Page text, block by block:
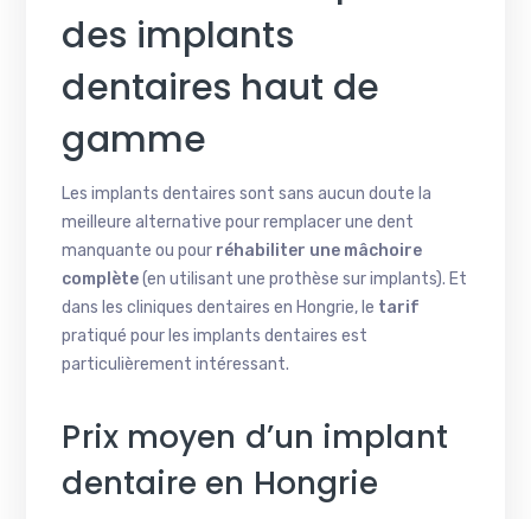
des implants
dentaires haut de
gamme
Les implants dentaires sont sans aucun doute la
meilleure alternative pour remplacer une dent
manquante ou pour réhabiliter une mâchoire
complète(en utilisant une prothèse sur implants). Et
dans les cliniques dentaires en Hongrie, le tarif
pratiqué pour les implants dentaires est
particulièrement intéressant.
Prix moyen d’un implant
dentaire en Hongrie